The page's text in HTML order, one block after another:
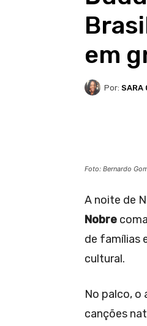
em
Por: SARA
Foto: Bernardo
A noite de
Nobre
de famílias
cultural.
No palco, o
canções